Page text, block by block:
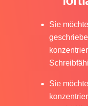
Sie
Sie